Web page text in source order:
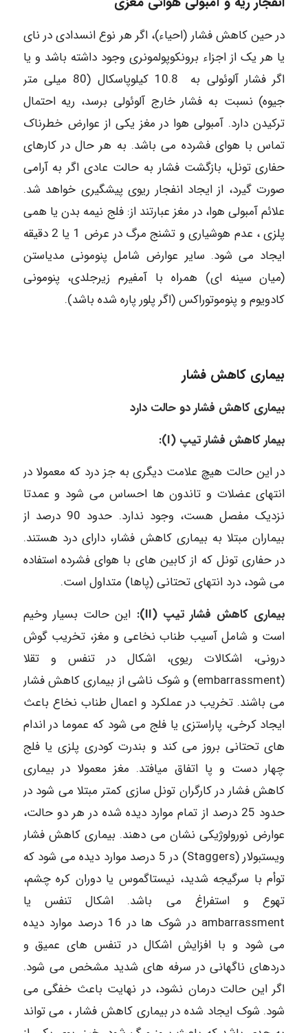
در حین کاهش فشار (احیاء)، اگر هر نوع انسدادی در نای
یا هر یک از اجزاء برونکوپولمونری وجود داشته باشد و یا
اگر فشار آلوئولی به 10.8 کیلوپاسکال (80 میلی متر
جیوه) نسبت به فشار خارج آلوئولی برسد، ریه احتمال
ترکیدن دارد. آمبولی هوا در مغز یکی از عوارض خطرناک
تماس با هوای فشرده می باشد. به هر حال در کارهای
حفاری تونل، بازگشت فشار به حالت عادی اگر به آرامی
صورت گیرد، از ایجاد انفجار ریوی پیشگیری خواهد شد.
علائم آمبولی هوا، در مغز عبارتند از: فلج نیمه بدن یا همی
پلزی ، عدم هوشیاری و تشنج مرگ در عرض 1 یا 2 دقیقه
ایجاد می شود. سایر عوارض شامل پنومونی مدیاستن
(میان سینه ای) همراه با آمفیرم زیرجلدی، پنومونی
کادویوم و پنوموتوراکس (اگر پلور پاره شده باشد).
بیماری کاهش فشار
بیماری کاهش فشار دو حالت دارد
بیمار کاهش فشار تیپ (I):
در این حالت هیچ علامت دیگری به جز درد که معمولا در
انتهای عضلات و تاندون ها احساس می شود و عمدتا
نزدیک مفصل هست، وجود ندارد. حدود 90 درصد از
بیماران مبتلا به بیماری کاهش فشار، دارای درد هستند.
در حفاری تونل که از کابین های با هوای فشرده استفاده
می شود، درد انتهای تحتانی (پاها) متداول است.
بیماری کاهش فشار تیپ (II):
این حالت بسیار وخیم
است و شامل آسیب طناب نخاعی و مغز، تخریب گوش
درونی، اشکالات ریوی، اشکال در تنفس و تقلا
(embarrassment) و شوک ناشی از بیماری کاهش فشار
می باشند. تخریب در عملکرد و اعمال طناب نخاع باعث
ایجاد کرخی، پاراستزی یا فلج می شود که عموما در اندام
های تحتانی بروز می کند و بندرت کودری پلزی یا فلج
چهار دست و پا اتفاق میافتد. مغز معمولا در بیماری
کاهش فشار در کارگران تونل سازی کمتر مبتلا می شود در
حدود 25 درصد از تمام موارد دیده شده در هر دو حالت،
عوارض نورولوژیکی نشان می دهند. بیماری کاهش فشار
ویستبولار (Staggers) در 5 درصد موارد دیده می شود که
توأم با سرگیجه شدید، نیستاگموس یا دوران کره چشم،
تهوع و استفراغ می باشد. اشکال تنفس یا
ambarrassment در شوک ها در 16 درصد موارد دیده
می شود و با افزایش اشکال در تنفس های عمیق و
دردهای ناگهانی در سرفه های شدید مشخص می شود.
اگر این حالت درمان نشود، در نهایت باعث خفگی می
شود. شوک ایجاد شده در بیماری کاهش فشار ، می تواند